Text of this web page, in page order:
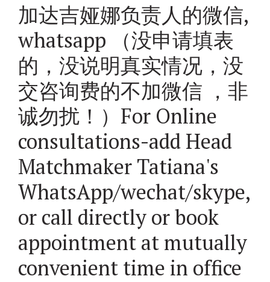
加达吉娅娜负责人的微信,
whatsapp （没申请填表
的，没说明真实情况，没
交咨询费的不加微信 ，非
诚勿扰！）For Online
consultations-add Head
Matchmaker Tatiana's
WhatsApp/wechat/skype,
or call directly or book
appointment at mutually
convenient time in office